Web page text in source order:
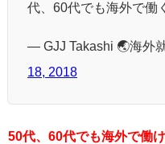
代、60代でも海外で働
— GJJ Takashi 🌏海外
18, 2018
50代、60代でも海外で働